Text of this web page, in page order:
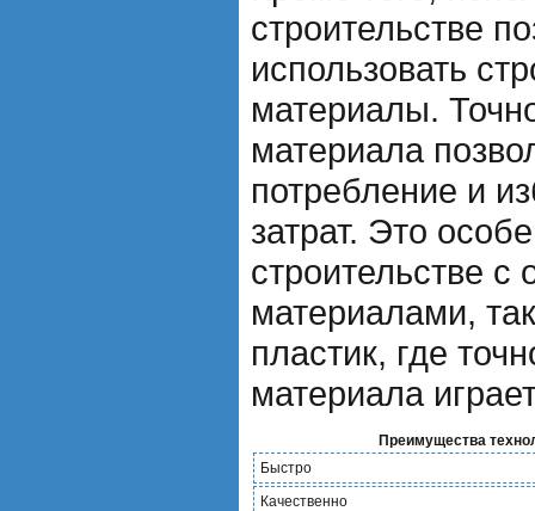
строительстве
использовать
материалы.
материала
потребление и
затрат. Это
строительстве
материалами,
пластик, где
материала
Преимущества
Быстро
Качественно